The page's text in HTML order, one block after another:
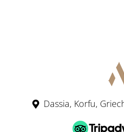
Dassia, Korfu,